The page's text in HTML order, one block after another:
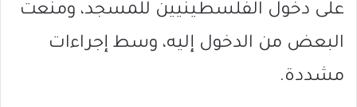
على دخول الفلسطينيين للمسجد، ومنعت
البعض من الدخول إليه، وسط إجراءات
مشددة.